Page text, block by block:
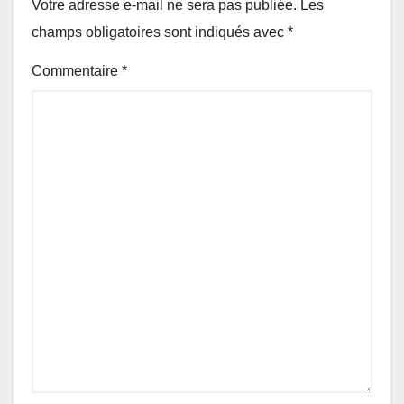
Votre adresse e-mail ne sera pas publiée. Les
champs obligatoires sont indiqués avec *
Commentaire *